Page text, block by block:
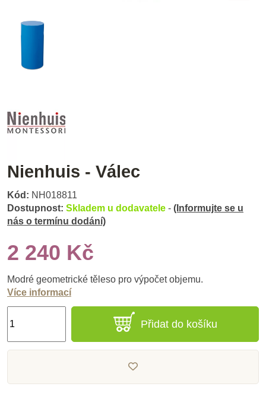
Nienhuis - Válec
Kód: NH018811
Dostupnost: Skladem u dodavatele - (Informujte se u
nás o termínu dodání)
2 240 Kč
Modré geometrické těleso pro výpočet objemu.
Více informací
Přidat do košíku